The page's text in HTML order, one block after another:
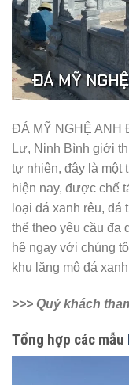
ĐÁ MỸ NGHỆ ANH
Lư, Ninh Bình giới
tự nhiên, đây là một
hiện nay, được chế
loại đá xanh rêu,
thể theo yêu cầu đa
hệ ngay với chúng
khu lăng mộ đá
>>> Quý khách
Tổng hợp các mẫu